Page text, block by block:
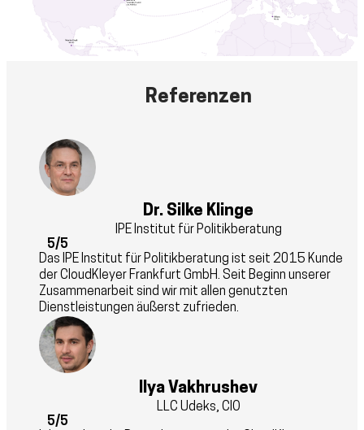
Referenzen
Dr. Silke Klinge
IPE Institut für Politikberatung
5/5
Das IPE Institut für Politikberatung ist seit 2015 Kunde
der CloudKleyer Frankfurt GmbH. Seit Beginn unserer
Zusammenarbeit sind wir mit allen genutzten
Dienstleistungen äußerst zufrieden.
Ilya Vakhrushev
LLC Udeks, CIO
5/5